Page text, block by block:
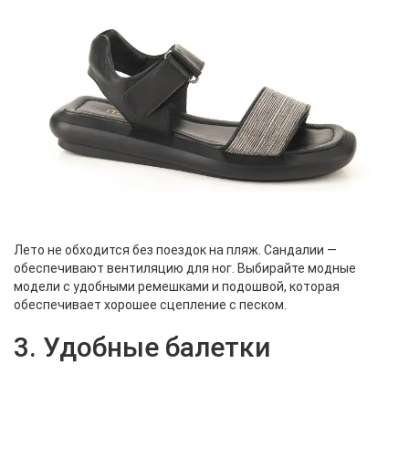
Лето не обходится без поездок на пляж. Сандалии —
обеспечивают вентиляцию для ног. Выбирайте модные
модели с удобными ремешками и подошвой, которая
обеспечивает хорошее сцепление с песком.
3. Удобные балетки